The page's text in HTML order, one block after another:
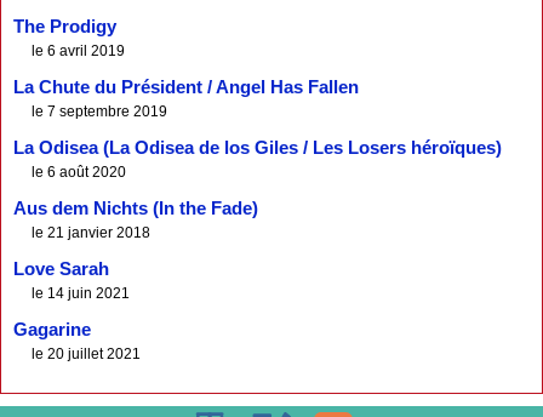
The Prodigy
le 6 avril 2019
La Chute du Président / Angel Has Fallen
le 7 septembre 2019
La Odisea (La Odisea de los Giles / Les Losers héroïques)
le 6 août 2020
Aus dem Nichts (In the Fade)
le 21 janvier 2018
Love Sarah
le 14 juin 2021
Gagarine
le 20 juillet 2021